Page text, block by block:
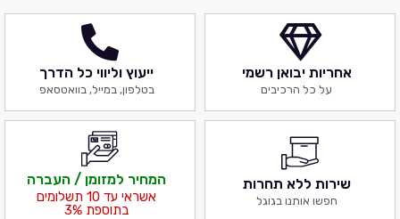
אחריות יבואן רשמי
על כל הרכיבים
ייעוץ וליווי כל הדרך
בטלפון, במייל, בוואטסאפ
שירות ללא תחרות
חפשו אותנו בגוגל
המחיר למזומן / העברה
אשראי עד 10 תשלומים
בתוספת 3%